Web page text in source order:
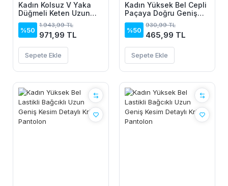
Kadın Kolsuz V Yaka
Düğmeli Keten Uzun
Elbise
%50
1.943,99 TL
971,99 TL
Sepete Ekle
Kadın Yüksek Bel Cepli
Paçaya Doğru Geniş
Dalgıç Pantolon
%50
930,99 TL
465,99 TL
Sepete Ekle